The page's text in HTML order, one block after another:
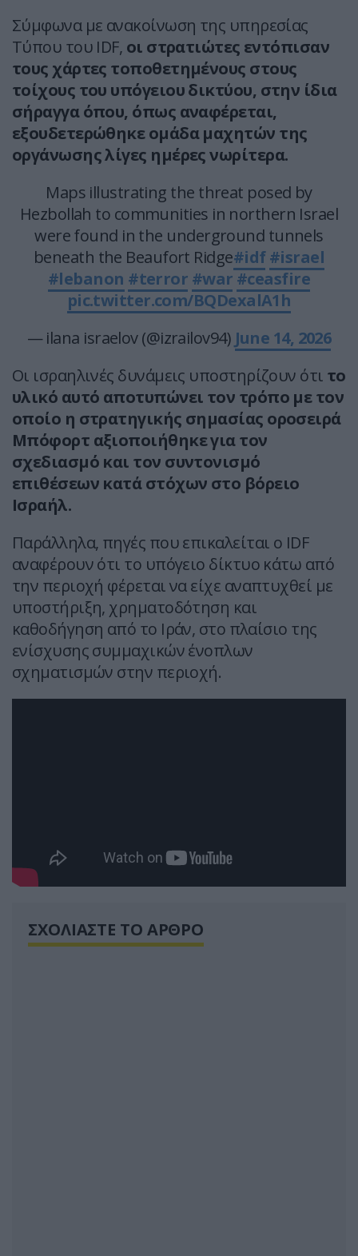
Σύμφωνα με ανακοίνωση της υπηρεσίας
Τύπου του IDF, οι στρατιώτες εντόπισαν
τους χάρτες τοποθετημένους στους
τοίχους του υπόγειου δικτύου, στην ίδια
σήραγγα όπου, όπως αναφέρεται,
εξουδετερώθηκε ομάδα μαχητών της
οργάνωσης λίγες ημέρες νωρίτερα.
Maps illustrating the threat posed by
Hezbollah to communities in northern Israel
were found in the underground tunnels
beneath the Beaufort Ridge#idf #israel
#lebanon #terror #war #ceasfire
pic.twitter.com/BQDexalA1h
— ilana israelov (@izrailov94) June 14, 2026
Οι ισραηλινές δυνάμεις υποστηρίζουν ότι το
υλικό αυτό αποτυπώνει τον τρόπο με τον
οποίο η στρατηγικής σημασίας οροσειρά
Μπόφορτ αξιοποιήθηκε για τον
σχεδιασμό και τον συντονισμό
επιθέσεων κατά στόχων στο βόρειο
Ισραήλ.
Παράλληλα, πηγές που επικαλείται ο IDF
αναφέρουν ότι το υπόγειο δίκτυο κάτω από
την περιοχή φέρεται να είχε αναπτυχθεί με
υποστήριξη, χρηματοδότηση και
καθοδήγηση από το Ιράν, στο πλαίσιο της
ενίσχυσης συμμαχικών ένοπλων
σχηματισμών στην περιοχή.
ΣΧΟΛΙΑΣΤΕ ΤΟ ΑΡΘΡΟ